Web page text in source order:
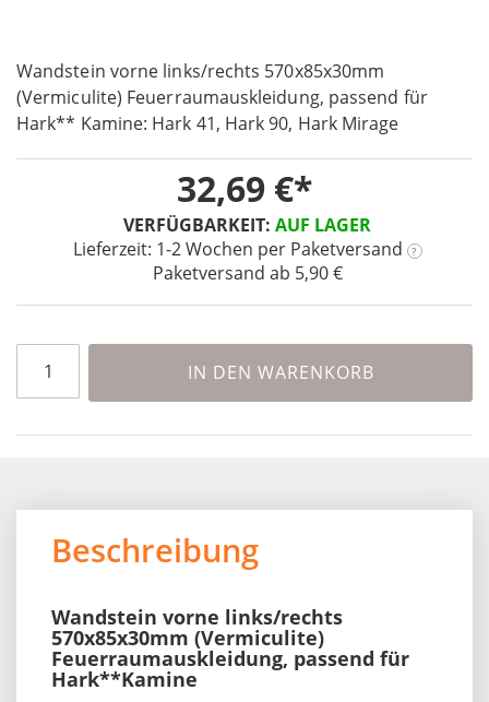
Wandstein vorne links/rechts 570x85x30mm
(Vermiculite) Feuerraumauskleidung, passend für
Hark** Kamine: Hark 41, Hark 90, Hark Mirage
VERFÜGBARKEIT: AUF LAGER
Lieferzeit: 1-2 Wochen per Paketversand ?
Paketversand ab 5,90 €
32,69 €
IN DEN WARENKORB
gallery
to
the
beginning
the
Beschreibung
Wandstein vorne links/rechts
570x85x30mm (Vermiculite)
Feuerraumauskleidung, passend für
Hark**Kamine